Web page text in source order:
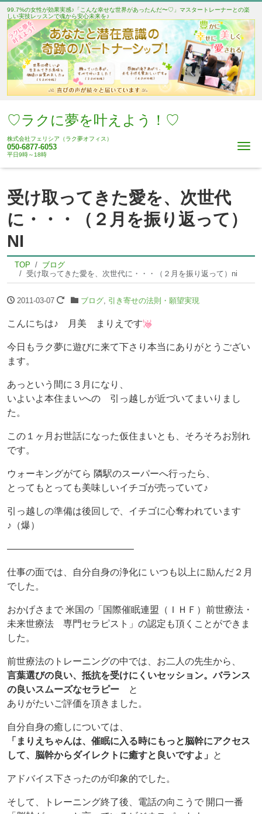
99.7%の女性が効果実感♪「こんな幸せな世界があったんだ〜♡」マスタートレーナーとの楽
しい実技レッスンで魂から安心未来を♪
♡ラクに夢を叶えよう！♡
株式会社フェリシア（ラク夢オフィス）
050-6877-6053
平日9時～18時
受け取ってきた愛を、次世代
に・・・（２月を振り返って）
NI
TOP
ブログ
受け取ってきた愛を、次世代に・・・（２月を振り返って）ni
2011-03-07 ブログ, 引き寄せの法則・願望実現
こんにちは♪ 月美 まりえです
今日もラク夢に遊びに来て下さり本当にありがとうござい
ます。
あっという間に３月になり、
いよいよ本住まいへの 引っ越しが近づいてまいりまし
た。
この１ヶ月お世話になった仮住まいとも、そろそろお別れ
です。
ウォーキングがてら 隣駅のスーパーへ行ったら、
とってもとっても美味しいイチゴが売っていて♪
引っ越しの準備は後回しで、イチゴに心奪われています
♪（爆）
—————————————–
仕事の面では、自分自身の浄化に いつも以上に励んだ２月
でした。
おかげさまで 米国の「国際催眠連盟（ＩＨＦ）前世療法・
未来世療法 専門セラピスト」の認定も頂くことができま
した。
前世療法のトレーニングの中では、お二人の先生から、
言葉選びの良い、抵抗を受けにくいセッション。バランス
の良いスムーズなセラピー と
ありがたいご評価を頂きました。
自分自身の癒しについては、
「まりえちゃんは、催眠に入る時にもっと脳幹にアクセス
して、脳幹からダイレクトに癒すと良いですよ」
と
アドバイス下さったのが印象的でした。
そして、トレーニング終了後、電話の向こうで 開口一番